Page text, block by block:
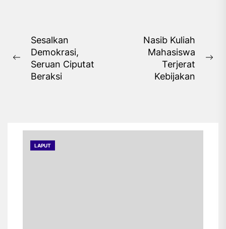
Navigasi
pos
Previous
post:
Sesalkan
Demokrasi,
Seruan Ciputat
Beraksi
Nasib Kuliah
Mahasiswa
Terjerat
Kebijakan
LAPUT